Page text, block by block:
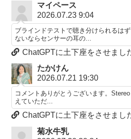
マイペース
2026.07.23 9:04
ブラインドテストで聴き分けられるは
ないならセンサーの耳の...
ChatGPTに土下座をさせまし
たかけん
2026.07.21 19:30
コメントありがとうございます。
えていただ...
ChatGPTに土下座をさせまし
菊水牛乳